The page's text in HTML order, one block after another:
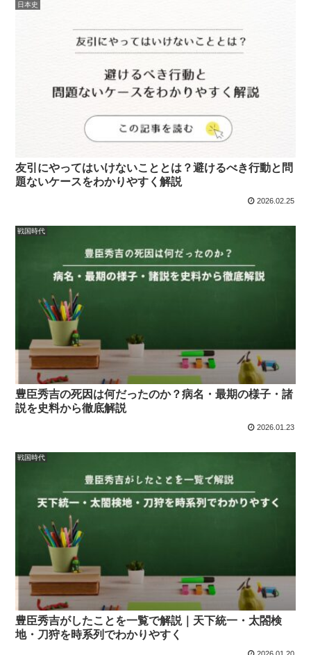
日本史
友引にやってはいけないこととは？避けるべき行動と問
題ないケースをわかりやすく解説
2026.02.25
戦国時代
豊臣秀吉の死因は何だったのか？病名・最期の様子・諸
説を史料から徹底解説
2026.01.23
戦国時代
豊臣秀吉がしたことを一覧で解説｜天下統一・太閤検
地・刀狩を時系列でわかりやすく
2026.01.20